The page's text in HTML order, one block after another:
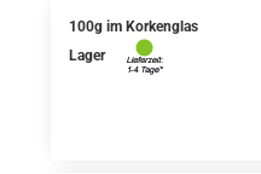
100g im Korkenglas
Lager